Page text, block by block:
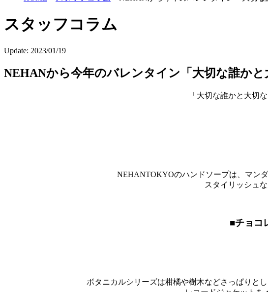
スタッフコラム
Update: 2023/01/19
NEHANから今年のバレンタイン「大切な誰かと
「大切な誰かと大切
NEHANTOKYOのハンドソープは、マン
スタイリッシュ
■チョコ
ボタニカルシリーズは柑橘や樹木などさっぱりと